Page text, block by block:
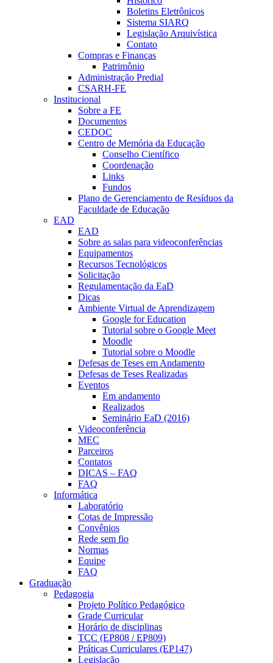
Boletins Eletrônicos
Sistema SIARQ
Legislação Arquivística
Contato
Compras e Finanças
Patrimônio
Administração Predial
CSARH-FE
Institucional
Sobre a FE
Documentos
CEDOC
Centro de Memória da Educação
Conselho Científico
Coordenação
Links
Fundos
Plano de Gerenciamento de Resíduos da
Faculdade de Educação
EAD
EAD
Sobre as salas para videoconferências
Equipamentos
Recursos Tecnológicos
Solicitação
Regulamentação da EaD
Dicas
Ambiente Virtual de Aprendizagem
Google for Education
Tutorial sobre o Google Meet
Moodle
Tutorial sobre o Moodle
Defesas de Teses em Andamento
Defesas de Teses Realizadas
Eventos
Em andamento
Realizados
Seminário EaD (2016)
Videoconferência
MEC
Parceiros
Contatos
DICAS – FAQ
FAQ
Informática
Laboratório
Cotas de Impressão
Convênios
Rede sem fio
Normas
Equipe
FAQ
Graduação
Pedagogia
Projeto Político Pedagógico
Grade Curricular
Horário de disciplinas
TCC (EP808 / EP809)
Práticas Curriculares (EP147)
Legislação